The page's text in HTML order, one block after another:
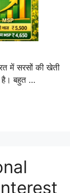
में सरसों की खेती
है। बहुत …